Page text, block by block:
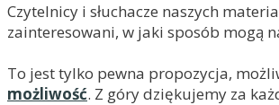
Czytelnicy i słuchacze naszych
zainteresowani, w jaki sposób mogą
To jest tylko pewna propozycja,
możliwość. Z góry dziękujemy za